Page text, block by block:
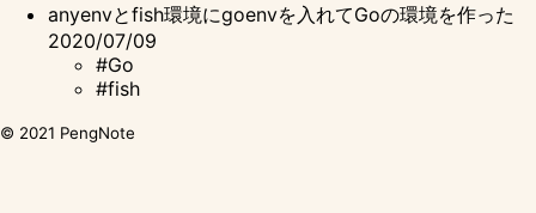
anyenvとfish環境にgoenvを入れてGoの環境を作った
2020/07/09
#Go
#fish
© 2021 PengNote